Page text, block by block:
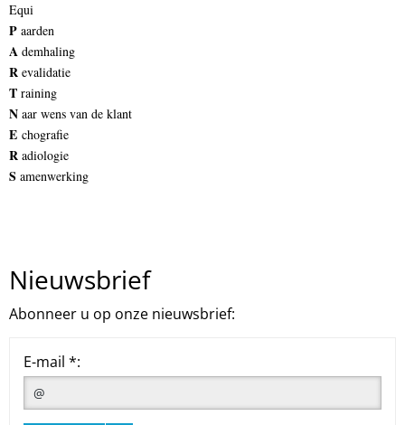
Equi
P aarden
A demhaling
R evalidatie
T raining
N aar wens van de klant
E chografie
R adiologie
S amenwerking
Nieuwsbrief
Abonneer u op onze nieuwsbrief:
E-mail *: